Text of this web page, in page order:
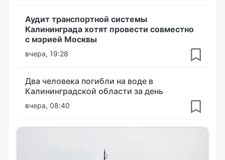
Аудит транспортной системы
Калининграда хотят провести совместно
с мэрией Москвы
вчера, 19:28
Два человека погибли на воде в
Калининградской области за день
вчера, 08:40